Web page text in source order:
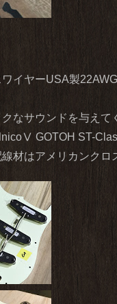
イヤーUSA製
なサウンドを与えて
GOTOH ST-
材はアメリカンクロ